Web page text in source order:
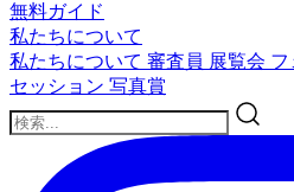
無料ガイド
私たちについて
私たちについて 審査員 展覧会 フ
セッション 写真賞